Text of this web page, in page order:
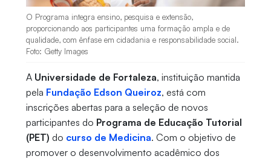
O Programa integra ensino, pesquisa e extensão,
proporcionando aos participantes uma formação ampla e de
qualidade, com ênfase em cidadania e responsabilidade social.
Foto: Getty Images
A Universidade de Fortaleza, instituição mantida
pela Fundação Edson Queiroz, está com
inscrições abertas para a seleção de novos
participantes do Programa de Educação Tutorial
(PET) do curso de Medicina. Com o objetivo de
promover o desenvolvimento acadêmico dos